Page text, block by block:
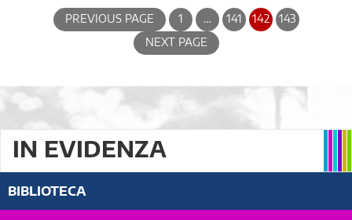
PREVIOUS PAGE 1 … 141 142
143
NEXT PAGE
IN EVIDENZA
BIBLIOTECA